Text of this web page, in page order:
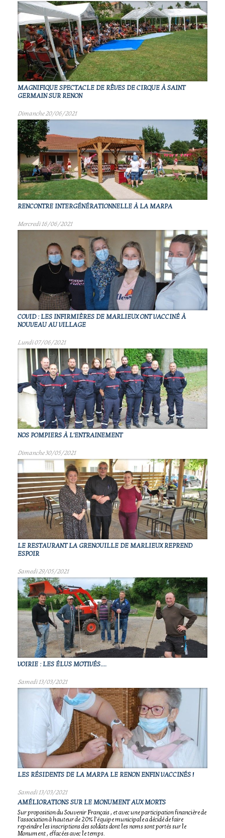
MAGNIFIQUE SPECTACLE DE RÊVES DE CIRQUE À SAINT
GERMAIN SUR RENON
Dimanche 20/06/2021
RENCONTRE INTERGÉNÉRATIONNELLE À LA MARPA
Mercredi 16/06/2021
COVID : LES INFIRMIÈRES DE MARLIEUX ONT VACCINÉ À
NOUVEAU AU VILLAGE
Lundi 07/06/2021
NOS POMPIERS À L'ENTRAINEMENT
Dimanche 30/05/2021
LE RESTAURANT LA GRENOUILLE DE MARLIEUX REPREND
ESPOIR
Samedi 29/05/2021
VOIRIE : LES ÉLUS MOTIVÉS....
Samedi 13/03/2021
LES RÉSIDENTS DE LA MARPA LE RENON ENFIN VACCINÉS !
Samedi 13/03/2021
AMÉLIORATIONS SUR LE MONUMENT AUX MORTS
Sur proposition du Souvenir Français , et avec une participation financière de
l'association à hauteur de 20% l'équipe municipale a décidé de faire
repeindre les inscriptions des soldats dont les noms sont portés sur le
Monument , effacées avec le temps.